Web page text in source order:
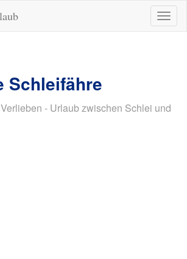
ein-/
Schleifähre
- Urlaub zwischen Schlei und